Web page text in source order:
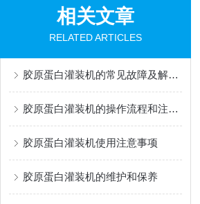
相关文章
RELATED ARTICLES
胶原蛋白灌装机的常见故障及解决办法有哪些？
胶原蛋白灌装机的操作流程和注意事项
胶原蛋白灌装机使用注意事项
胶原蛋白灌装机的维护和保养